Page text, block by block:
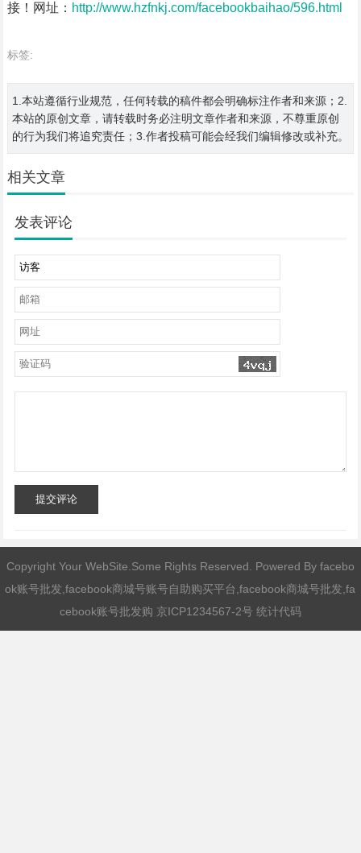
接！网址： http://www.hzfnkj.com/facebookbaihao/596.html
标签:
1.本站遵循行业规范，任何转载的稿件都会明确标注作者和来源；2.
本站的原创文章，请转载时务必注明文章作者和来源，不尊重原创
的行为我们将追究责任；3.作者投稿可能会经我们编辑修改或补充。
相关文章
发表评论
提交评论
Copyright Your WebSite.Some Rights Reserved. Powered By facebo
ok账号批发,facebook商城号账号自助购买平台,facebook商城号批发,fa
cebook账号批发购 京ICP1234567-2号 统计代码